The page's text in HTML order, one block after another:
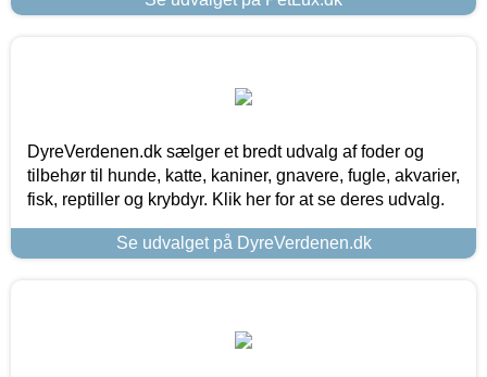
DyreVerdenen.dk sælger et bredt udvalg af foder og
tilbehør til hunde, katte, kaniner, gnavere, fugle, akvarier,
fisk, reptiller og krybdyr. Klik her for at se deres udvalg.
Se udvalget på DyreVerdenen.dk